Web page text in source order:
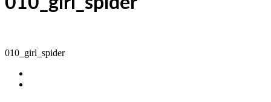
010_girl_spider